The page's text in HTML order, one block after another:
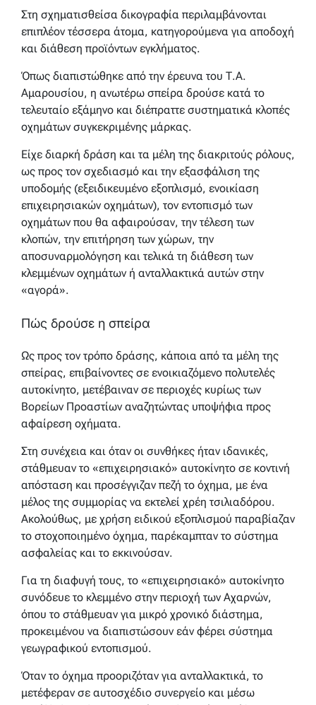
Στη σχηματισθείσα δικογραφία περιλαμβάνονται
επιπλέον τέσσερα άτομα, κατηγορούμενα για αποδοχή
και διάθεση προϊόντων εγκλήματος.
Όπως διαπιστώθηκε από την έρευνα του Τ.Α.
Αμαρουσίου, η ανωτέρω σπείρα δρούσε κατά το
τελευταίο εξάμηνο και διέπραττε συστηματικά κλοπές
οχημάτων συγκεκριμένης μάρκας.
Είχε διαρκή δράση και τα μέλη της διακριτούς ρόλους,
ως προς τον σχεδιασμό και την εξασφάλιση της
υποδομής (εξειδικευμένο εξοπλισμό, ενοικίαση
επιχειρησιακών οχημάτων), τον εντοπισμό των
οχημάτων που θα αφαιρούσαν, την τέλεση των
κλοπών, την επιτήρηση των χώρων, την
αποσυναρμολόγηση και τελικά τη διάθεση των
κλεμμένων οχημάτων ή ανταλλακτικά αυτών στην
«αγορά».
Πώς δρούσε η σπείρα
Ως προς τον τρόπο δράσης, κάποια από τα μέλη της
σπείρας, επιβαίνοντες σε ενοικιαζόμενο πολυτελές
αυτοκίνητο, μετέβαιναν σε περιοχές κυρίως των
Βορείων Προαστίων αναζητώντας υποψήφια προς
αφαίρεση οχήματα.
Στη συνέχεια και όταν οι συνθήκες ήταν ιδανικές,
στάθμευαν το «επιχειρησιακό» αυτοκίνητο σε κοντινή
απόσταση και προσέγγιζαν πεζή το όχημα, με ένα
μέλος της συμμορίας να εκτελεί χρέη τσιλιαδόρου.
Ακολούθως, με χρήση ειδικού εξοπλισμού παραβίαζαν
το στοχοποιημένο όχημα, παρέκαμπταν το σύστημα
ασφαλείας και το εκκινούσαν.
Για τη διαφυγή τους, το «επιχειρησιακό» αυτοκίνητο
συνόδευε το κλεμμένο στην περιοχή των Αχαρνών,
όπου το στάθμευαν για μικρό χρονικό διάστημα,
προκειμένου να διαπιστώσουν εάν φέρει σύστημα
γεωγραφικού εντοπισμού.
Όταν το όχημα προοριζόταν για ανταλλακτικά, το
μετέφεραν σε αυτοσχέδιο συνεργείο και μέσω